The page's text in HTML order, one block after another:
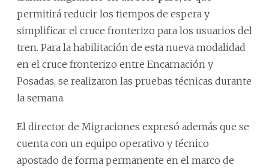
permitirá reducir los tiempos de espera y
simplificar el cruce fronterizo para los usuarios del
tren. Para la habilitación de esta nueva modalidad
en el cruce fronterizo entre Encarnación y
Posadas, se realizaron las pruebas técnicas durante
la semana.
El director de Migraciones expresó además que se
cuenta con un equipo operativo y técnico
apostado de forma permanente en el marco de